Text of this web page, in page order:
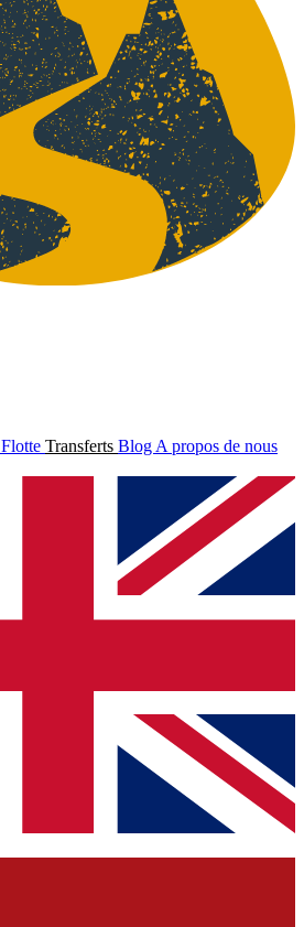
Flotte Transferts Blog A propos de nous